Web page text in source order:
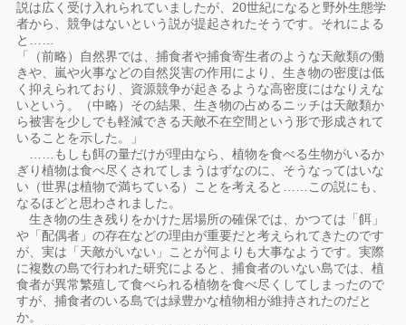
説は広く受け入れられていましたが、20世紀になると野外生態学
者から、競争はないという説が提起されたそうです。それによる
と……
「（前略）自然界では、捕食者や捕食寄生者のような天敵類の働
きや、嵐や火事などの自然災害の作用により、生き物の密度は低
く抑えられており、資源競争が起きるような高密度にはなりえな
いという。（中略）その結果、生き物の占めるニッチは天敵類か
ら被害を少しでも軽減できる天敵不在空間という形で形成されて
いることを示した。」
……もしも餌の量だけが理由なら、植物を食べる生物がいるか
ぎり植物は食べ尽くされてしまうはずなのに、そうなってはいな
い（世界は植物で満ちている）ことを考えると……この説にも、
なるほどと思わされました。
生き物の生き残りをかけた居場所の確保では、かつては「餌」
や「配偶者」の存在などの理由が重要だと考えられてきたのです
が、実は「天敵がいない」ことが何よりも大事なようです。実際
に複数の島で行われた研究によると、捕食者のいない島では、植
食者が異常繁殖して食べられる植物を食べ尽くしてしまったので
すが、捕食者のいる島では緑豊かな植物相が維持されたのだと
か。